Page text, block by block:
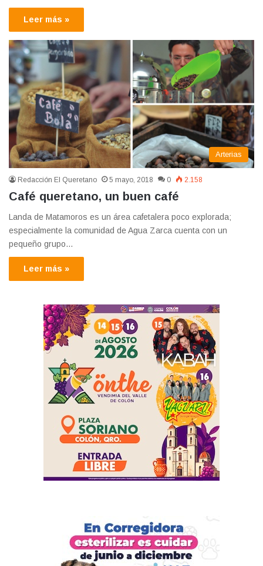
Leer más »
Arterias
Redacción El Queretano 5 mayo, 2018 0 2.158
Café queretano, un buen café
Landa de Matamoros es un área cafetalera poco explorada;
especialmente la comunidad de Agua Zarca cuenta con un
pequeño grupo…
Leer más »